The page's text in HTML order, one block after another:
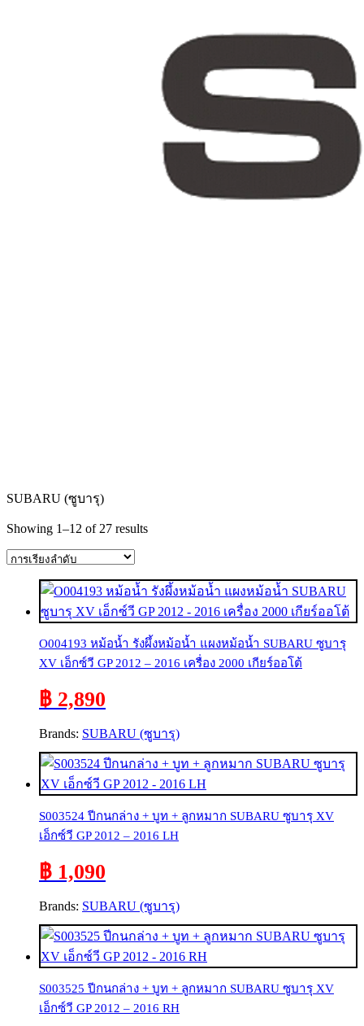
SUBARU (ซูบารุ)
Showing 1–12 of 27 results
O004193 หม้อน้ำ รังผึ้งหม้อน้ำ แผงหม้อน้ำ SUBARU ซูบารุ
XV เอ็กซ์วี GP 2012 – 2016 เครื่อง 2000 เกียร์ออโต้
฿ 2,890
Brands: SUBARU (ซูบารุ)
S003524 ปีกนกล่าง + บูท + ลูกหมาก SUBARU ซูบารุ XV
เอ็กซ์วี GP 2012 – 2016 LH
฿ 1,090
Brands: SUBARU (ซูบารุ)
S003525 ปีกนกล่าง + บูท + ลูกหมาก SUBARU ซูบารุ XV
เอ็กซ์วี GP 2012 – 2016 RH